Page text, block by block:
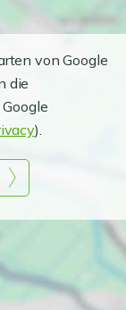
von Google
die
).